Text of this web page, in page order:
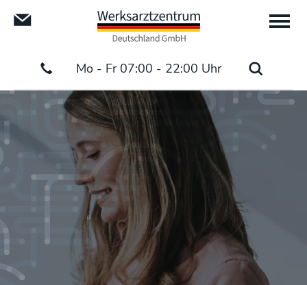
Mo - Fr 07:00 - 22:00 Uhr